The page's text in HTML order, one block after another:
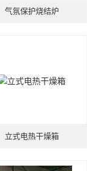
气氛保护烧结炉
立式电热干燥箱